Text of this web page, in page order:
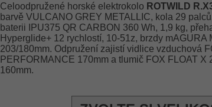
Celoodpružené horské elektrokolo ROTWILD
barvě VULCANO GREY METALLIC, kola 29
baterii IPU375 QR CARBON 360 Wh, 1,9 kg,
Hyperglide+ 12 rychlostí, 10-51z, brzdy mAGURA
203/180mm. Odpružení zajistí vidlice vzduchová
PERFORMANCE 170mm a tlumič FOX FLOAT
160mm.